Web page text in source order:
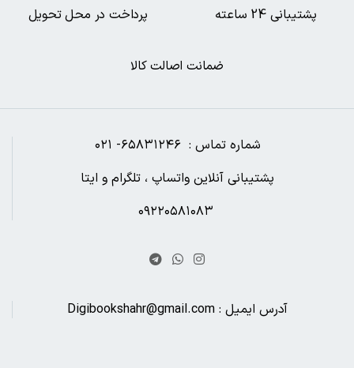
ضمانت اصالت کالا
پرداخت در محل تحویل پشتیبانی 24 ساعته
شماره تماس : ۶۵۸۳۱۲۴۶- ۰۲۱
پشتیبانی آنلاین واتساپ ، تلگرام و ایتا
آدرس ایمیل : Digibookshahr@gmail.com